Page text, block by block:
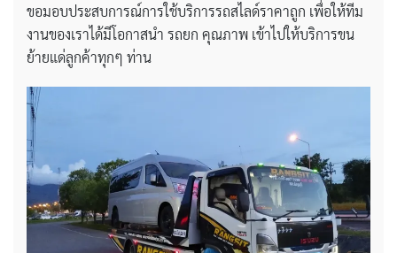
ขอมอบประสบการณ์การใช้บริการรถสไลด์ราคาถูก เพื่อให้ทีม
งานของเราได้มีโอกาสนำ รถยก คุณภาพ เข้าไปให้บริการขน
ย้ายแด่ลูกค้าทุกๆ ท่าน